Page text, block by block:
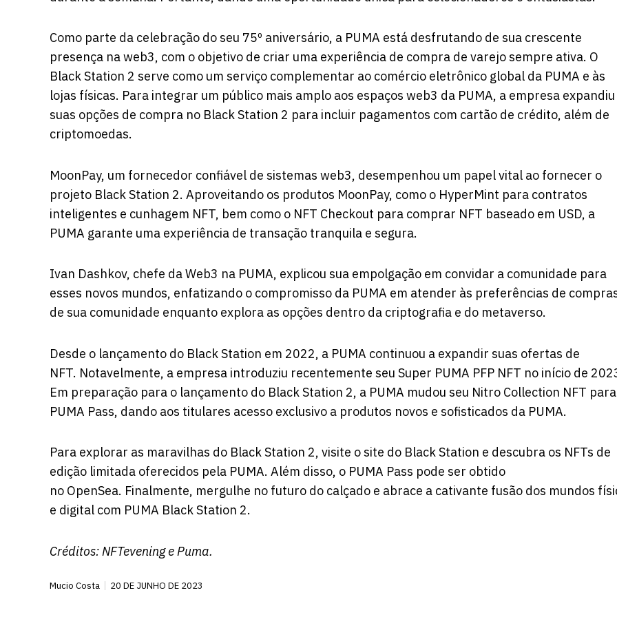
Como parte da celebração do seu 75º aniversário, a PUMA está desfrutando de sua crescente
presença na web3, com o objetivo de criar uma experiência de compra de varejo sempre ativa. O
Black Station 2 serve como um serviço complementar ao comércio eletrônico global da PUMA e às
lojas físicas. Para integrar um público mais amplo aos espaços web3 da PUMA, a empresa expandiu
suas opções de compra no Black Station 2 para incluir pagamentos com cartão de crédito, além de
criptomoedas.
MoonPay, um fornecedor confiável de sistemas web3, desempenhou um papel vital ao fornecer o
projeto Black Station 2. Aproveitando os produtos MoonPay, como o HyperMint para contratos
inteligentes e cunhagem NFT, bem como o NFT Checkout para comprar NFT baseado em USD, a
PUMA garante uma experiência de transação tranquila e segura.
Ivan Dashkov, chefe da Web3 na PUMA, explicou sua empolgação em convidar a comunidade para
esses novos mundos, enfatizando o compromisso da PUMA em atender às preferências de
de sua comunidade enquanto explora as opções dentro da criptografia e do metaverso.
Desde o lançamento do Black Station em 2022, a PUMA continuou a expandir suas ofertas de
NFT. Notavelmente, a empresa introduziu recentemente seu Super PUMA PFP NFT no início de
Em preparação para o lançamento do Black Station 2, a PUMA mudou seu Nitro Collection NFT
PUMA Pass, dando aos titulares acesso exclusivo a produtos novos e sofisticados da PUMA.
Para explorar as maravilhas do Black Station 2, visite osite do Black Station e descubra os NFTs de
edição limitada oferecidos pela PUMA. Além disso, o PUMA Pass pode ser obtido
no OpenSea. Finalmente, mergulhe no futuro do calçado e abrace a cativante fusão dos mundos
e digital com PUMA Black Station 2.
Créditos: NFTeveninge Puma.
Mucio Costa 20 DE JUNHO DE 2023